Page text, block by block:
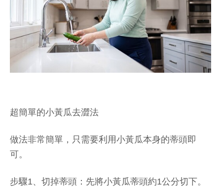
超簡單的小黃瓜去澀法
做法非常簡單，只需要利用小黃瓜本身的蒂頭即
可。
步驟1、切掉蒂頭：先將小黃瓜蒂頭約1公分切下。